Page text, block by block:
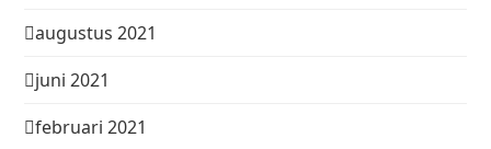
augustus 2021
juni 2021
februari 2021